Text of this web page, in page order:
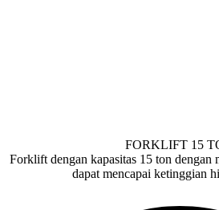
FORKLIFT 15
Forklift dengan kapasitas 15 ton dengan
dapat mencapai ketinggian